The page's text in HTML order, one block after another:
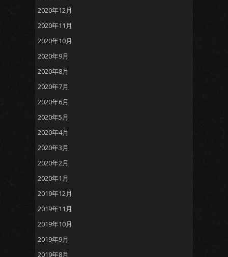
2020年12月
2020年11月
2020年10月
2020年9月
2020年8月
2020年7月
2020年6月
2020年5月
2020年4月
2020年3月
2020年2月
2020年1月
2019年12月
2019年11月
2019年10月
2019年9月
2019年8月